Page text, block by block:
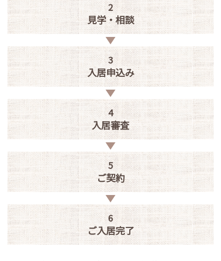
2
見学・相談
3
入居申込み
4
入居審査
5
ご契約
6
ご入居完了